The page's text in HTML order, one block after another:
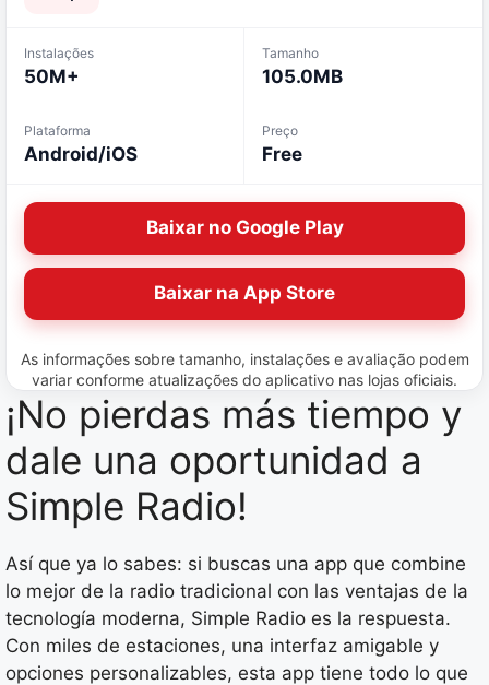
Instalações
50M+
Tamanho
105.0MB
Plataforma
Android/iOS
Preço
Free
Baixar no Google Play
Baixar na App Store
As informações sobre tamanho, instalações e avaliação podem
variar conforme atualizações do aplicativo nas lojas oficiais.
¡No pierdas más tiempo y
dale una oportunidad a
Simple Radio!
Así que ya lo sabes: si buscas una app que combine
lo mejor de la radio tradicional con las ventajas de la
tecnología moderna, Simple Radio es la respuesta.
Con miles de estaciones, una interfaz amigable y
opciones personalizables, esta app tiene todo lo que